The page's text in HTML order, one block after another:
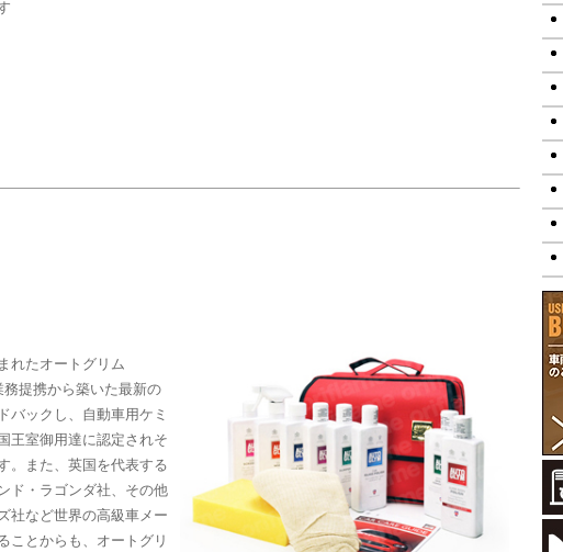
れたオートグリム
提携から築いた最新の
バックし、自動車用ケミ
王室御用達に認定されそ
。また、英国を代表する
ド・ラゴンダ社、その他
社など世界の高級車メー
ことからも、オートグリ